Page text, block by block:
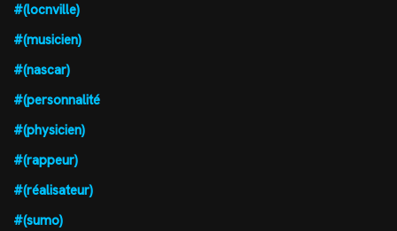
#(locnville)
#(musicien)
#(nascar)
#(personnalité
#(physicien)
#(rappeur)
#(réalisateur)
#(sumo)